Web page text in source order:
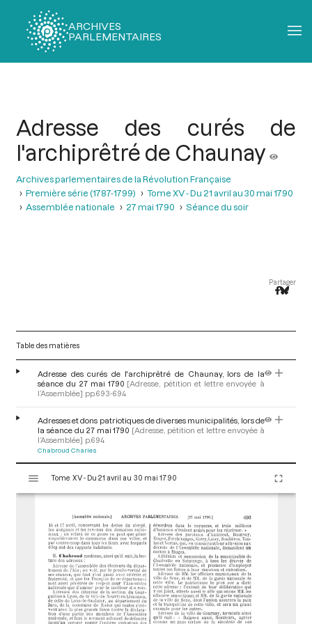
ARCHIVES
PARLEMENTAIRES
Adresse des curés de
l'archiprêtré de Chaunay
Archives parlementaires de la Révolution Française
Première série (1787-1799)
Tome XV - Du 21 avril au 30 mai 1790
Assemblée nationale
27 mai 1790 Séance du soir
Partager
Table des matières
Adresse des curés de l'archiprêtré de Chaunay, lors de la
séance du 27 mai 1790 [Adresse, pétition et lettre envoyée à
l’Assemblée] pp.693-694
Adresses et dons patriotiques de diverses municipalités, lors de
la séance du 27 mai 1790 [Adresse, pétition et lettre envoyée à
l’Assemblée] p.694
Chabroud Charles
s
Tome XV - Du 21 avril au 30 mai 1790